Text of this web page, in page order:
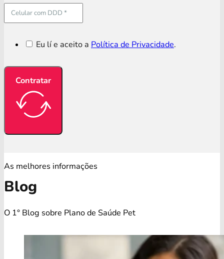
Eu lí e aceito a Política de Privacidade.
Contratar
As melhores informações
Blog
O 1° Blog sobre Plano de Saúde Pet